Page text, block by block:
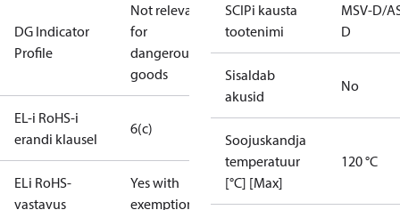
DG Indicator
Profile
Not relevant
for
dangerous
goods
EL-i RoHS-i
erandi klausel
6(c)
ELi RoHS-
vastavus
Yes with
exemptions
SCIPi kausta
tootenimi
MSV-D/
D
Sisaldab
akusid
No
Soojuskandja
temperatuur
[°C] [Max]
120 °C